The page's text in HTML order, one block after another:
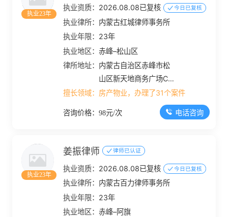
执业23年
执业资质： 2026.08.08已复核 今日已复核
执业律所： 内蒙古红城律师事务所
执业年限： 23年
执业地区：赤峰–松山区
律所地址： 内蒙古自治区赤峰市松
山区新天地商务广场C
座五层
擅长领域： 房产物业，办理了31个案件
咨询价格：98元/次 电话咨询
执业23年
姜振律师 律师已认证
执业资质： 2026.08.08已复核 今日已复核
执业律所： 内蒙古百力律师事务所
执业年限： 23年
执业地区：赤峰–阿旗